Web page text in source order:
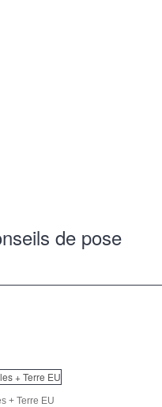
de pose
+ Terre EU